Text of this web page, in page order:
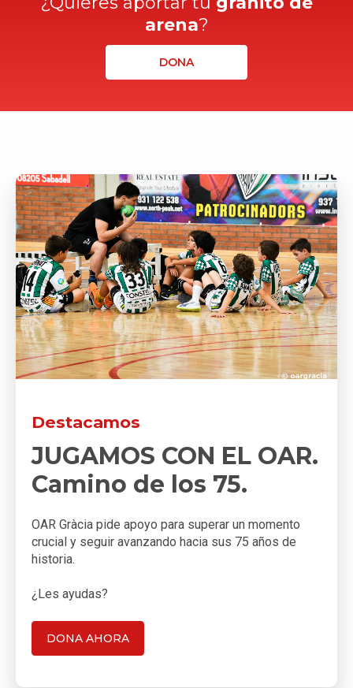
arena?
DONA
Destacamos
JUGAMOS CON EL OAR.
Camino de los 75.
OAR Gràcia pide apoyo para superar un momento
crucial y seguir avanzando hacia sus 75 años de
historia.
¿Les ayudas?
DONA AHORA